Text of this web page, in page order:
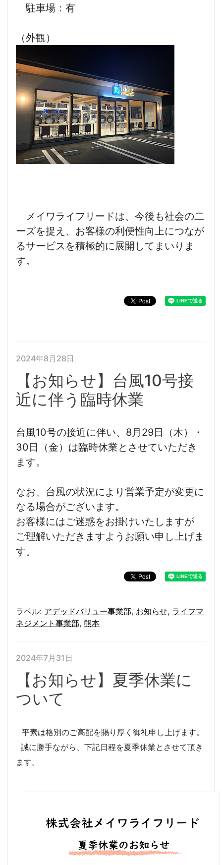
駐車場：有
（外観）
メイワライフリードは、今後も社会の二
ーズを捉え、お客様の利便性向上につなが
るサービスを積極的に展開してまいりま
す。
2024年8月28日
【お知らせ】台風10号接
近に伴う臨時休業
台風10号の接近に伴い、8月29日（木）・
30日（金）は臨時休業とさせていただき
ます。
なお、台風の状況により営業予定が変更に
なる場合がございます。
お客様にはご迷惑をお掛けいたしますが
ご理解いただきますようお願い申し上げま
す。
ラベル: アデッドバリュー事業部, お知らせ, ライフマ
ネジメント事業部, 熊本
2024年7月31日
【お知らせ】夏季休業に
ついて
平素は格別のご高配を賜り厚く御礼申し上げます。
誠に勝手ながら、下記日程を夏季休業とさせて頂き
ます。